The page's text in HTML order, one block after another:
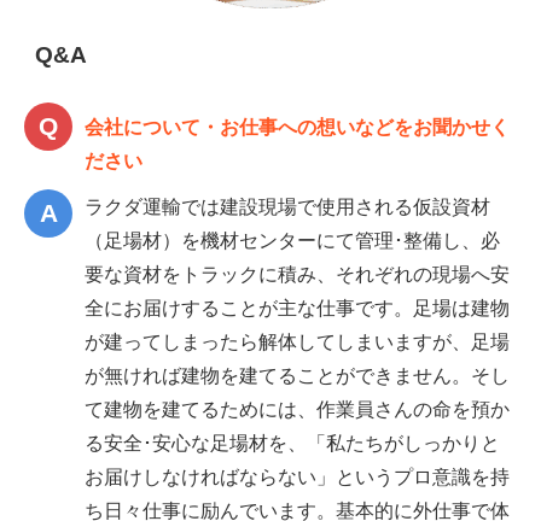
Q&A
会社について・お仕事への想いなどをお聞かせく
ださい
ラクダ運輸では建設現場で使用される仮設資材
（足場材）を機材センターにて管理･整備し、必
要な資材をトラックに積み、それぞれの現場へ安
全にお届けすることが主な仕事です。足場は建物
が建ってしまったら解体してしまいますが、足場
が無ければ建物を建てることができません。そし
て建物を建てるためには、作業員さんの命を預か
る安全･安心な足場材を、「私たちがしっかりと
お届けしなければならない」というプロ意識を持
ち日々仕事に励んでいます。基本的に外仕事で体